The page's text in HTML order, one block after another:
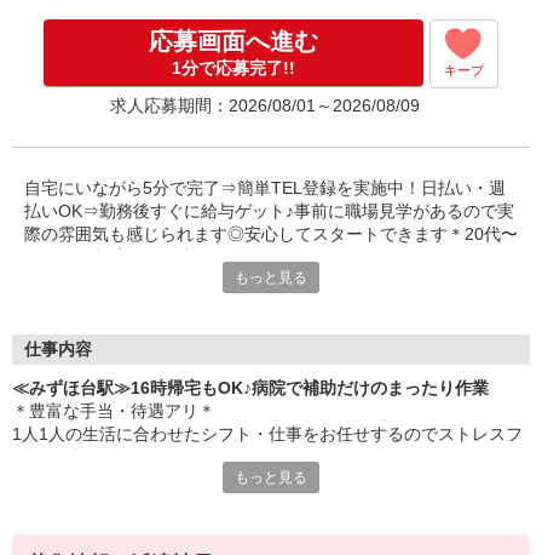
応募画面へ進む
1分で応募完了!! キープ
求人応募期間：2026/08/01～2026/08/09
自宅にいながら5分で完了⇒簡単TEL登録を実施中！日払い・週
払いOK⇒勤務後すぐに給与ゲット♪事前に職場見学があるので実
際の雰囲気も感じられます◎安心してスタートできます＊20代〜
もっと見る
仕事内容
≪みずほ台駅≫16時帰宅もOK♪病院で補助だけのまったり作業
＊豊富な手当・待遇アリ＊
1人1人の生活に合わせたシフト・仕事をお任せするのでストレスフ
◆病室内のシーツ交換、清掃
もっと見る